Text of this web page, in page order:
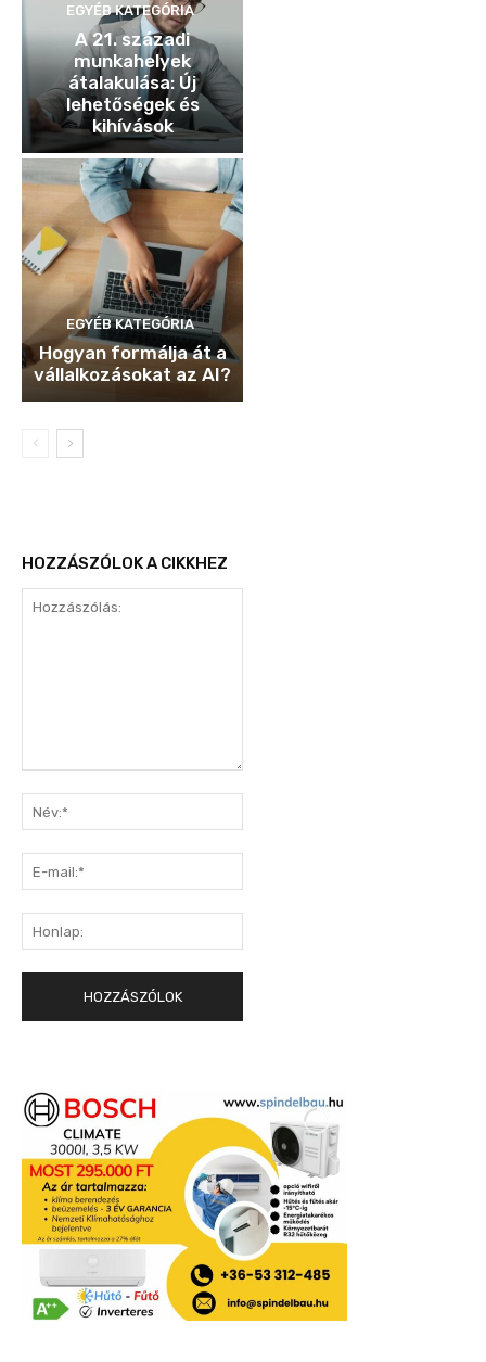
EGYÉB KATEGÓRIA
A 21. századi
munkahelyek
átalakulása: Új
lehetőségek és
kihívások
EGYÉB KATEGÓRIA
Hogyan formálja át a
vállalkozásokat az AI?
HOZZÁSZÓLOK A CIKKHEZ
mail:*